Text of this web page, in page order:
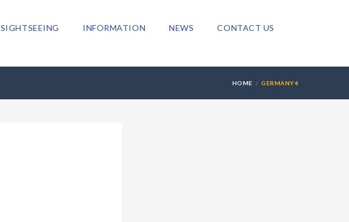
SIGHTSEEING INFORMATION NEWS CONTACT US
HOME GERMANY4